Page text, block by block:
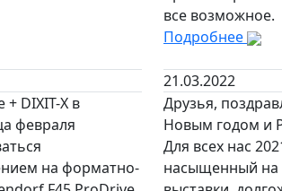
все возможное.
Подробнее
21.03.2022
+ DIXIT-X в
февраля
на форматно-
Друзья,
Новым годом и
Для всех нас
насыщенный на